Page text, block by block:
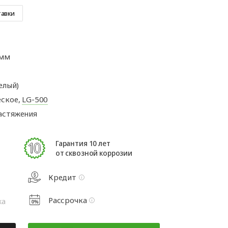
LG-500
Гарантия 10 лет
от сквозной коррозии
Кредит
Рассрочка